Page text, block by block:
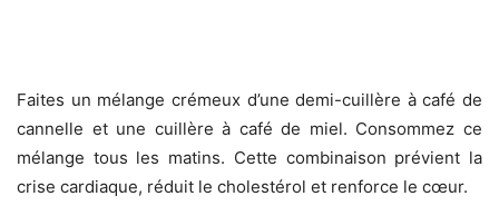
Faites un mélange crémeux d’une demi-cuillère à café de
cannelle et une cuillère à café de miel. Consommez ce
mélange tous les matins. Cette combinaison prévient la
crise cardiaque, réduit le cholestérol et renforce le cœur.